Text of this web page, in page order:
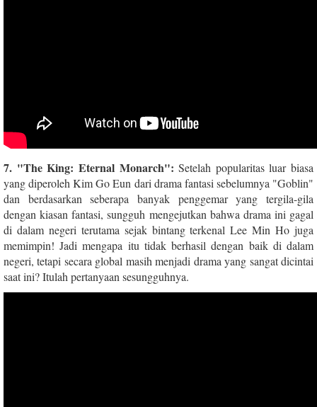
7. "The King: Eternal Monarch": Setelah popularitas luar biasa
yang diperoleh Kim Go Eun dari drama fantasi sebelumnya "Goblin"
dan berdasarkan seberapa banyak penggemar yang tergila-gila
dengan kiasan fantasi, sungguh mengejutkan bahwa drama ini gagal
di dalam negeri terutama sejak bintang terkenal Lee Min Ho juga
memimpin! Jadi mengapa itu tidak berhasil dengan baik di dalam
negeri, tetapi secara global masih menjadi drama yang sangat dicintai
saat ini? Itulah pertanyaan sesungguhnya.